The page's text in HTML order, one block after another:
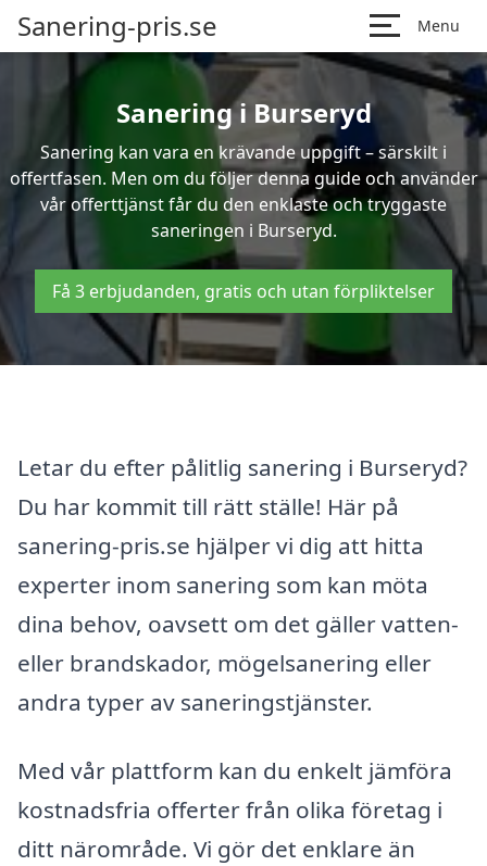
Sanering-pris.se Menu
Sanering i Burseryd
Sanering kan vara en krävande uppgift – särskilt i
offertfasen. Men om du följer denna guide och använder
vår offerttjänst får du den enklaste och tryggaste
saneringen i Burseryd.
Få 3 erbjudanden, gratis och utan förpliktelser
Letar du efter pålitlig sanering i Burseryd?
Du har kommit till rätt ställe! Här på
sanering-pris.se hjälper vi dig att hitta
experter inom sanering som kan möta
dina behov, oavsett om det gäller vatten-
eller brandskador, mögelsanering eller
andra typer av saneringstjänster.
Med vår plattform kan du enkelt jämföra
kostnadsfria offerter från olika företag i
ditt närområde. Vi gör det enklare än